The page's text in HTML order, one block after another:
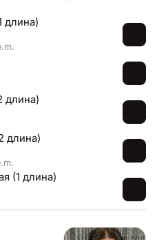
длина)
длина)
длина)
(1 длина)